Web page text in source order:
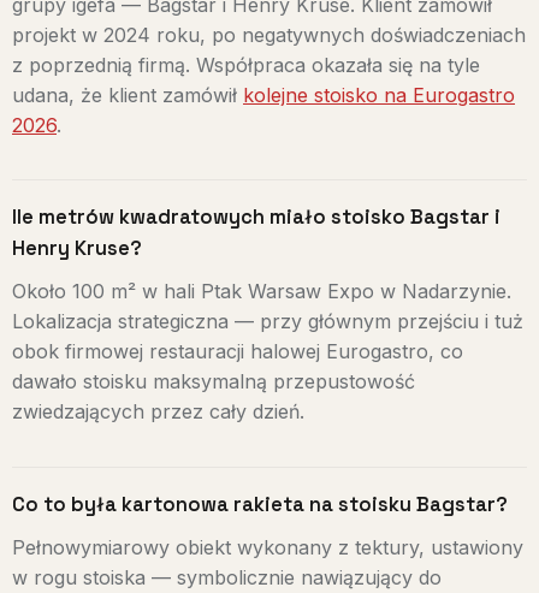
projekt w 2024 roku, po negatywnych doświadczeniach
z poprzednią firmą. Współpraca okazała się na tyle
udana, że klient zamówił kolejne stoisko na Eurogastro
2026.
Ile metrów kwadratowych miało stoisko Bagstar i
Henry Kruse?
Około 100 m² w hali Ptak Warsaw Expo w Nadarzynie.
Lokalizacja strategiczna — przy głównym przejściu i tuż
obok firmowej restauracji halowej Eurogastro, co
dawało stoisku maksymalną przepustowość
zwiedzających przez cały dzień.
Co to była kartonowa rakieta na stoisku Bagstar?
Pełnowymiarowy obiekt wykonany z tektury, ustawiony
w rogu stoiska — symbolicznie nawiązujący do